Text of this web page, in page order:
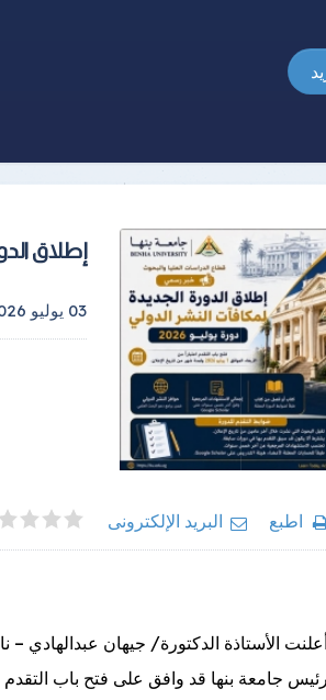
إطلاق
03 يوليو 2026 |
اطبع البريد الإلكترونى
الأستاذة الدكتورة/ جيهان عبدالهادي –